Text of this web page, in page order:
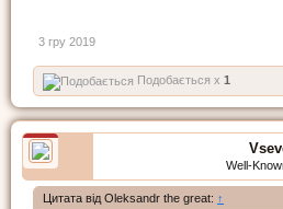
3 гру 2019
Подобається x 1
Well-
Цитата від Oleksandr the great: ↑